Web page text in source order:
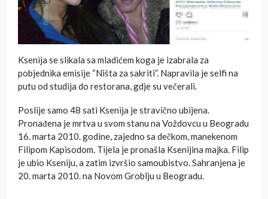
Ksenija se slikala sa mladićem koga je izabrala za
pobjednika emisije “Ništa za sakriti”. Napravila je selfi na
putu od studija do restorana, gdje su večerali.
Poslije samo 48 sati Ksenija je stravično ubijena.
Pronađena je mrtva u svom stanu na Voždovcu u Beogradu
16. marta 2010. godine, zajedno sa dečkom, manekenom
Filipom Kapisodom. Tijela je pronašla Ksenijina majka. Filip
je ubio Kseniju, a zatim izvršio samoubistvo. Sahranjena je
20. marta 2010. na Novom Groblju u Beogradu.